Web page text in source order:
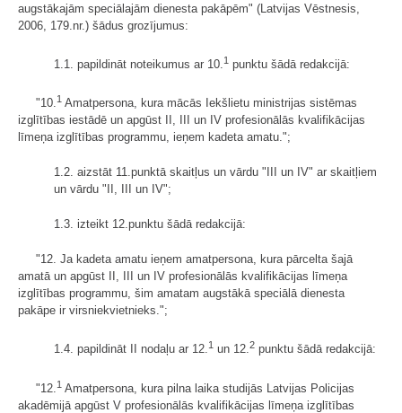
augstākajām speciālajām dienesta pakāpēm" (Latvijas Vēstnesis,
2006, 179.nr.) šādus grozījumus:
1.1. papildināt noteikumus ar 10. 1 punktu šādā redakcijā:
"10.1 Amatpersona, kura mācās Iekšlietu ministrijas sistēmas
izglītības iestādē un apgūst II, III un IV profesionālās kvalifikācijas
līmeņa izglītības programmu, ieņem kadeta amatu.";
1.2. aizstāt 11.punktā skaitļus un vārdu "III un IV" ar skaitļiem
un vārdu "II, III un IV";
1.3. izteikt 12.punktu šādā redakcijā:
"12. Ja kadeta amatu ieņem amatpersona, kura pārcelta šajā
amatā un apgūst II, III un IV profesionālās kvalifikācijas līmeņa
izglītības programmu, šim amatam augstākā speciālā dienesta
pakāpe ir virs­niekvietnieks.";
1.4. papildināt II nodaļu ar 12.1 un 12.2 punktu šādā redakcijā:
"12. 1 Amatpersona, kura pilna laika studijās Latvijas Policijas
akadēmijā apgūst V profesionālās kvalifikācijas līmeņa izglītības